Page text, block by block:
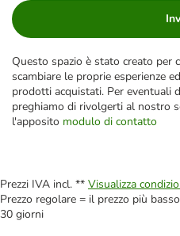
Questo spazio è stato creato per
scambiare le proprie esperienze
prodotti acquistati. Per eventuali
preghiamo di rivolgerti al nostro
l'apposito modulo di contatto
Prezzi IVA incl. ** Visualizza
Prezzo regolare = il prezzo più
30 giorni